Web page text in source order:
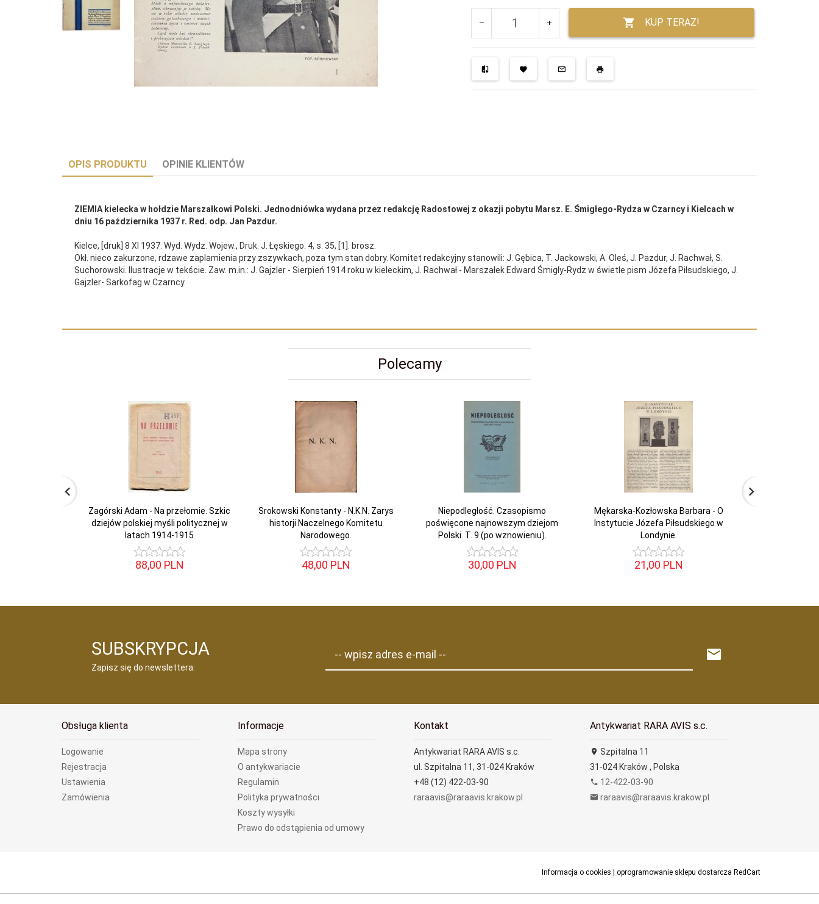
KUP TERAZ!
OPIS PRODUKTU OPINIE KLIENTÓW
ZIEMIA kielecka w hołdzie Marszałkowi Polski. Jednodniówka wydana przez redakcję Radostowej z okazji pobytu Marsz. E. Śmigłego-Rydza w Czarncy i Kielcach w
dniu 16 października 1937 r. Red. odp. Jan Pazdur.
Kielce, [druk] 8 XI 1937. Wyd. Wydz. Wojew., Druk. J. Łęskiego. 4, s. 35, [1]. brosz.
Okł. nieco zakurzone, rdzawe zaplamienia przy zszywkach, poza tym stan dobry. Komitet redakcyjny stanowili: J. Gębica, T. Jackowski, A. Oleś, J. Pazdur, J. Rachwał, S.
Suchorowski. Ilustracje w tekście. Zaw. m.in.: J. Gajzler - Sierpień 1914 roku w kieleckim, J. Rachwał - Marszałek Edward Śmigły-Rydz w świetle pism Józefa Piłsudskiego, J.
Gajzler- Sarkofag w Czarncy.
Polecamy
Zagórski Adam - Na przełomie. Szkic
dziejów polskiej myśli politycznej w
latach 1914-1915
88,00 PLN
Srokowski Konstanty - N.K.N. Zarys
historji Naczelnego Komitetu
Narodowego.
48,00 PLN
Niepodległość. Czasopismo
poświęcone najnowszym dziejom
Polski. T. 9 (po wznowieniu).
30,00 PLN
Mękarska-Kozłowska Barbara - O
Instytucie Józefa Piłsudskiego w
Londynie.
21,00 PLN
SUBSKRYPCJA
Zapisz się do newslettera:
-- wpisz adres e-mail --
Obsługa klienta
Logowanie
Rejestracja
Ustawienia
Zamówienia
Informacje
Mapa strony
O antykwariacie
Regulamin
Polityka prywatności
Koszty wysyłki
Prawo do odstąpienia od umowy
Kontakt
Antykwariat RARA AVIS s.c.
ul. Szpitalna 11, 31-024 Kraków
+48 (12) 422-03-90
raraavis@raraavis.krakow.pl
Antykwariat RARA AVIS s.c.
Szpitalna 11
31-024 Kraków , Polska
12-422-03-90
raraavis@raraavis.krakow.pl
Informacja o cookies oprogramowanie sklepu dostarcza RedCart